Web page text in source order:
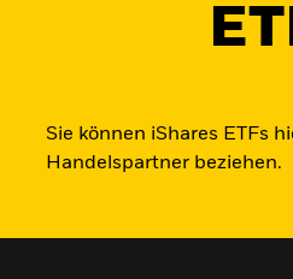
Sie können iShares ETFs
Handelspartner beziehen.